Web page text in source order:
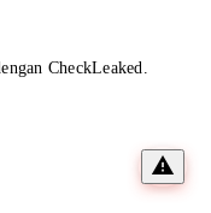
CheckLeaked.